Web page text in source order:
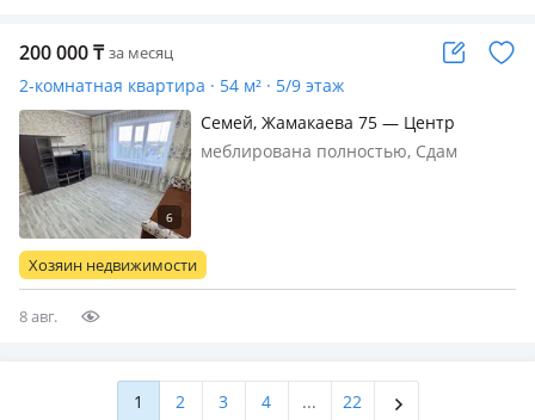
200 000₸ за месяц
2-комнатная квартира · 54 м² · 5/9 этаж
Семей, Жамакаева 75 — Центр
меблирована полностью, Сдам
комфортная летом. Закрытый двор;
Видеонаблюдение; Круглосуточно
Хозяин недвижимости
8 авг.
1 2 3 4 ... 22